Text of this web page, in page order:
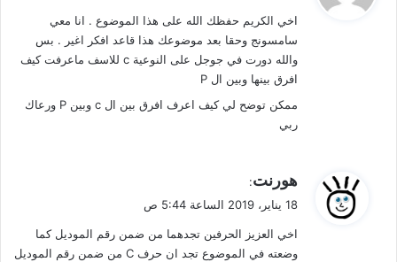
ل
اخي الكريم حفظك الله على هذا الموضوع . انا معي
سامسونج وحقا بعد موضوعك هذا قاعد افكر اغير . بس
والله دورت في جوجل على النوعية c للاسف ماعرفت كيف
افرق بينها وبين ال P
ممكن توضح لي كيف اعرف افرق بين ال c وبين P ورعاك
ربي
ي
ق
ل
هورنت:
18 يناير، 2019 الساعة 5:44 ص
اخي العزيز الحرفين تجدهما من ضمن رقم الموديل كما
وضعته في الموضوع تجد ان حرف C من ضمن رقم الموديل